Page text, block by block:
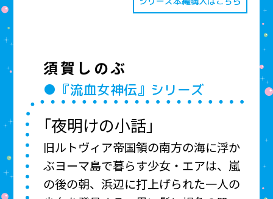
須賀しのぶ
●『流血女神伝』シリーズ
「夜明けの小話」
旧ルトヴィア帝国領の南方の海に浮か
ぶヨーマ島で暮らす少女・エアは、嵐
の後の朝、浜辺に打上げられた一人の